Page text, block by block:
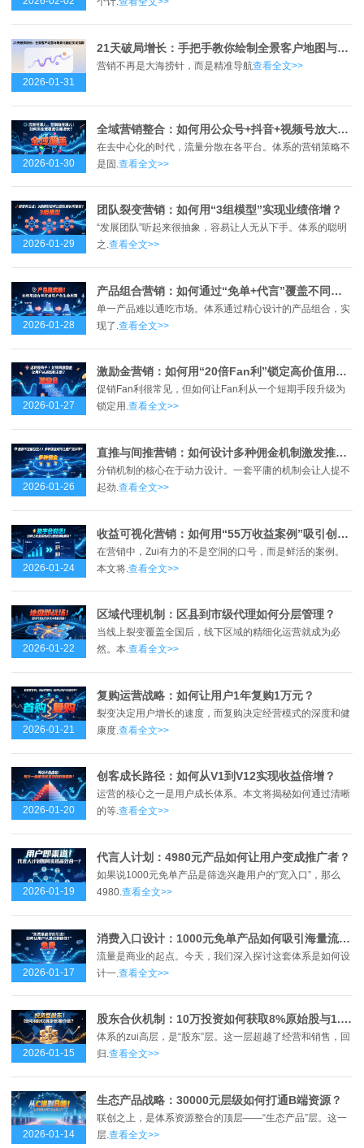
2026-01-31
21天破局增长：手把手教你绘制全景客户地图与实现场景化触达
营销不再是大海捞针，而是精准导航查看全文>>
2026-01-30
全域营销整合：如何用公众号+抖音+视频号放大体系声量？
在去中心化的时代，流量分散在各平台。体系的营销策略不
是固. 查看全文>>
2026-01-29
团队裂变营销：如何用“3组模型”实现业绩倍增？
“发展团队”听起来很抽象，容易让人无从下手。体系的聪明
之.查看全文>>
2026-01-28
产品组合营销：如何通过“免单+代言”覆盖不同用户群体？
单一产品难以通吃市场。体系通过精心设计的产品组合，实
现了.查看全文>>
2026-01-27
激励金营销：如何用“20倍Fan利”锁定高价值用户？
促销Fan利很常见，但如何让Fan利从一个短期手段升级为
锁定用.查看全文>>
2026-01-26
直推与间推营销：如何设计多种佣金机制激发推广动力？
分销机制的核心在于动力设计。一套平庸的机制会让人提不
起劲.查看全文>>
2026-01-24
收益可视化营销：如何用“55万收益案例”吸引创业者？
在营销中，Zui有力的不是空洞的口号，而是鲜活的案例。
本文将. 查看全文>>
2026-01-22
区域代理机制：区县到市级代理如何分层管理？
当线上裂变覆盖全国后，线下区域的精细化运营就成为必
然。本.查看全文>>
2026-01-21
复购运营战略：如何让用户1年复购1万元？
裂变决定用户增长的速度，而复购决定经营模式的深度和健
康度.查看全文>>
2026-01-20
创客成长路径：如何从V1到V12实现收益倍增？
运营的核心之一是用户成长体系。本文将揭秘如何通过清晰
的等.查看全文>>
2026-01-19
代言人计划：4980元产品如何让用户变成推广者？
如果说1000元免单产品是筛选兴趣用户的“宽入口”，那么
4980.查看全文>>
2026-01-17
消费入口设计：1000元免单产品如何吸引海量流量？
流量是商业的起点。今天，我们深入探讨这套体系是如何设
计一. 查看全文>>
2026-01-15
股东合伙机制：10万投资如何获取8%原始股与1.2倍回报？
体系的zui高层，是“股东”层。这一层超越了经营和销售，回
归.查看全文>>
2026-01-14
生态产品战略：30000元层级如何打通B端资源？
联创之上，是体系资源整合的顶层——“生态产品”层。这一
层. 查看全文>>